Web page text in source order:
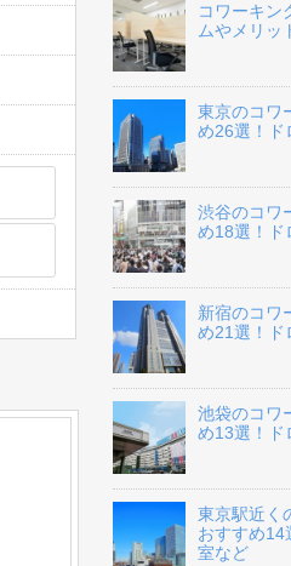
コワーキン
ムやメリッ
東京のコワ
め26選！ド
渋谷のコワ
め18選！ド
新宿のコワ
め21選！ド
池袋のコワ
め13選！ド
東京駅近く
おすすめ14
室など